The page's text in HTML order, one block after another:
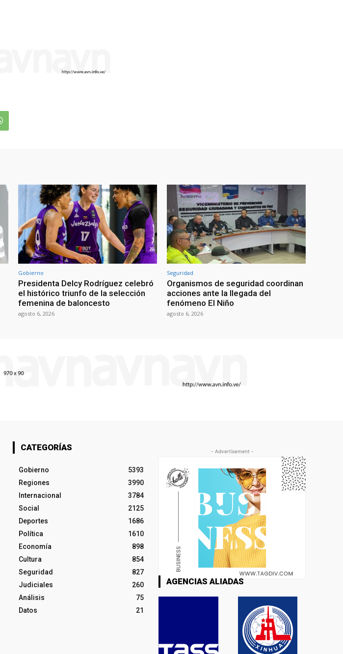
Gobierno
Presidenta Delcy Rodríguez celebró
el histórico triunfo de la selección
femenina de baloncesto
agosto 6, 2026
Seguridad
Organismos de seguridad coordinan
acciones ante la llegada del
fenómeno El Niño
agosto 6, 2026
CATEGORÍAS
Gobierno
5393
Regiones
3990
Internacional
3784
Social
2125
Deportes
1686
Política
1610
Economía
898
Cultura
854
Seguridad
827
Judiciales
260
Análisis
75
Datos
21
- Advertisement -
AGENCIAS ALIADAS